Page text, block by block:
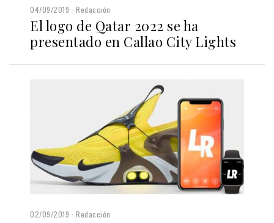
04/09/2019 Redacción
El logo de Qatar 2022 se ha
presentado en Callao City Lights
02/09/2019 Redacción